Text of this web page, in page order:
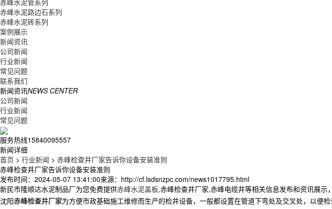
赤峰水泥管系列
赤峰水泥路边石系列
赤峰水泥砖系列
案例展示
新闻资讯
公司新闻
行业新闻
常见问题
联系我们
新闻资讯NEWS CENTER
公司新闻
行业新闻
常见问题
服务热线15840095557
新闻详细
首页 > 行业新闻 > 赤峰检查井厂家告诉你设备安装准则
赤峰检查井厂家告诉你设备安装准则
发布时间：2024-05-07 13:41:00来源：http://cf.lsdsnzpc.com/news1017795.html
新民市隆顺达水泥制品厂为您免费提供赤峰水泥盖板,赤峰检查井厂家,赤峰电缆井等相关信息发布和资讯展示
沈阳赤峰检查井厂家为方便市政基础施工维修而生产的检井设备，一般都设置在管道下弯处及交叉处，以便